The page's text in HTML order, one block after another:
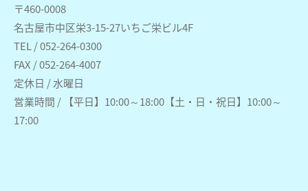
〒460-0008
名古屋市中区栄3-15-27いちご栄ビル4F
TEL / 052-264-0300
FAX / 052-264-4007
定休日 / 水曜日
営業時間 / 【平日】10:00～18:00【土・日・祝日】10:00～
17:00